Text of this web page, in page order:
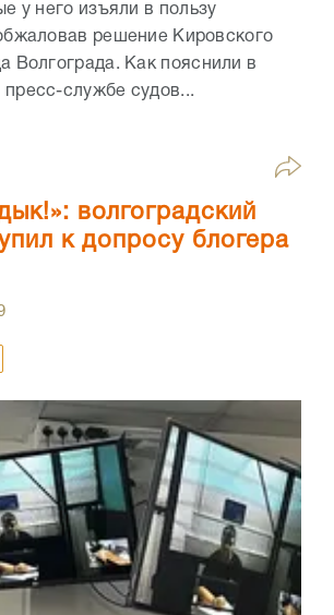
у него изъяли в пользу
решение Кировского
Волгограда. Как пояснили в
службе судов...
волгоградский
к допросу блогера